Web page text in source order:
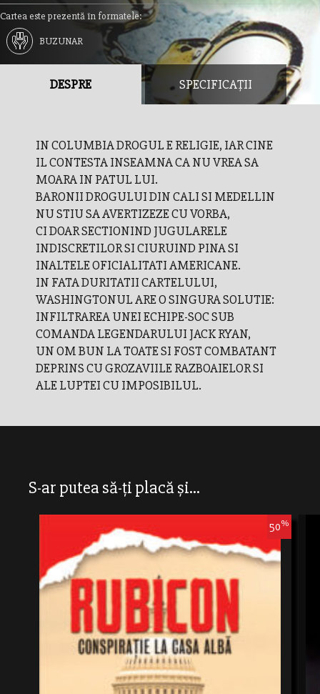
Cartea este prezentă în formatele:
BUZUNAR
DESPRE SPECIFICAȚII
IN COLUMBIA DROGUL E RELIGIE, IAR CINE
IL CONTESTA INSEAMNA CA NU VREA SA
MOARA IN PATUL LUI.
BARONII DROGULUI DIN CALI SI MEDELLIN
NU STIU SA AVERTIZEZE CU VORBA,
CI DOAR SECTIONIND JUGULARELE
INDISCRETILOR SI CIURUIND PINA SI
INALTELE OFICIALITATI AMERICANE.
IN FATA DURITATII CARTELULUI,
WASHINGTONUL ARE O SINGURA SOLUTIE:
INFILTRAREA UNEI ECHIPE-SOC SUB
COMANDA LEGENDARULUI JACK RYAN,
UN OM BUN LA TOATE SI FOST COMBATANT
DEPRINS CU GROZAVIILE RAZBOAIELOR SI
ALE LUPTEI CU IMPOSIBILUL.
S-ar putea să-ți placă și...
50%